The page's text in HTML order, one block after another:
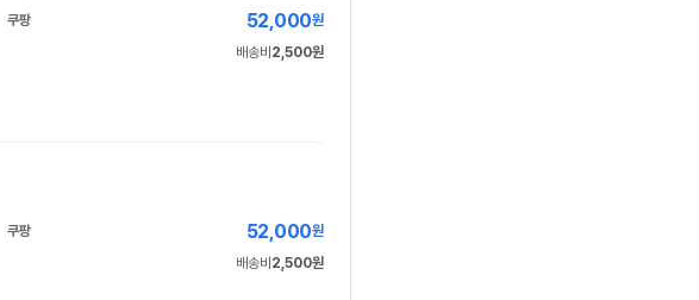
쿠팡 52,000원
배송비 2,500원
쿠팡 52,000원
배송비 2,500원